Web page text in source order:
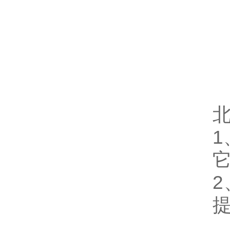
1
2